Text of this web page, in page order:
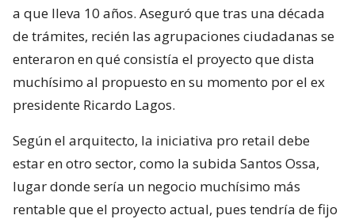
a que lleva 10 años. Aseguró que tras una década
de trámites, recién las agrupaciones ciudadanas se
enteraron en qué consistía el proyecto que dista
muchísimo al propuesto en su momento por el ex
presidente Ricardo Lagos.
Según el arquitecto, la iniciativa pro retail debe
estar en otro sector, como la subida Santos Ossa,
lugar donde sería un negocio muchísimo más
rentable que el proyecto actual, pues tendría de fijo